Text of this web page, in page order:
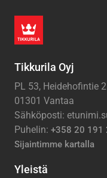
Tikkurila Oyj
PL 53, Heidehofintie 2
01301 Vantaa
Sähköposti:
Puhelin: +358 20 191
Sijaintimme kartalla
Yleistä